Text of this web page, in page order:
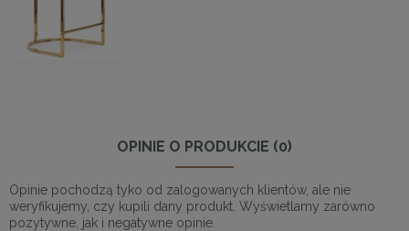
OPINIE O PRODUKCIE (0)
Opinie pochodzą tyko od zalogowanych klientów, ale nie
weryfikujemy, czy kupili dany produkt. Wyświetlamy zarówno
pozytywne, jak i negatywne opinie.